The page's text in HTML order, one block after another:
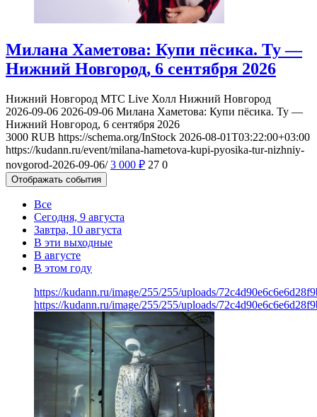
Милана Хаметова: Купи пёсика. Ту —
Нижний Новгород, 6 сентября 2026
Нижний Новгород МТС Live Холл Нижний Новгород
2026-09-06 2026-09-06 Милана Хаметова: Купи пёсика. Ту —
Нижний Новгород, 6 сентября 2026
3000 RUB https://schema.org/InStock 2026-08-01T03:22:00+03:00
https://kudann.ru/event/milana-hametova-kupi-pyosika-tur-nizhniy-
novgorod-2026-09-06/ 3 000 ₽ 27 0
Отображать события
Все
Сегодня, 9 августа
Завтра, 10 августа
В эти выходные
В августе
В этом году
https://kudann.ru/image/255/255/uploads/
https://kudann.ru/image/255/255/uploads/